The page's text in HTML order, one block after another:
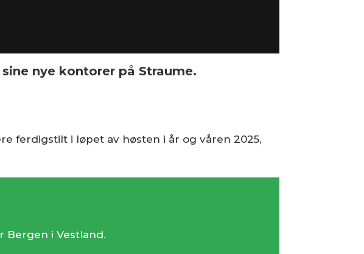
nye kontorer på Straume.
ferdigstilt i løpet av høsten i år og våren 2025,
Bergen i Vestland.